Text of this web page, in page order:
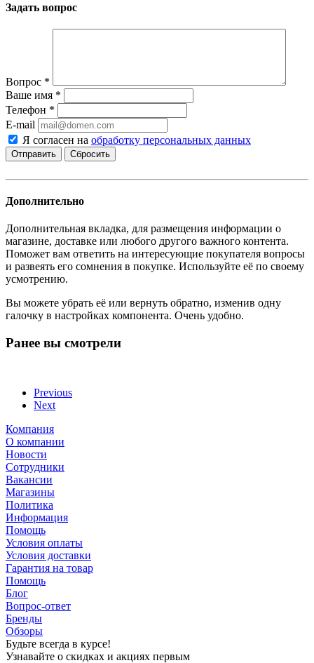
Задать вопрос
Вопрос *
Ваше имя *
Телефон *
E-mail
Я согласен на обработку персональных данных
Сбросить
Дополнительно
Дополнительная вкладка, для размещения информации о
магазине, доставке или любого другого важного контента.
Поможет вам ответить на интересующие покупателя вопросы
и развеять его сомнения в покупке. Используйте её по своему
усмотрению.
Вы можете убрать её или вернуть обратно, изменив одну
галочку в настройках компонента. Очень удобно.
Ранее вы смотрели
Previous
Next
Компания
О компании
Новости
Сотрудники
Вакансии
Магазины
Политика
Информация
Помощь
Условия оплаты
Условия доставки
Гарантия на товар
Помощь
Блог
Вопрос-ответ
Бренды
Обзоры
Будьте всегда в курсе!
Узнавайте о скидках и акциях первым